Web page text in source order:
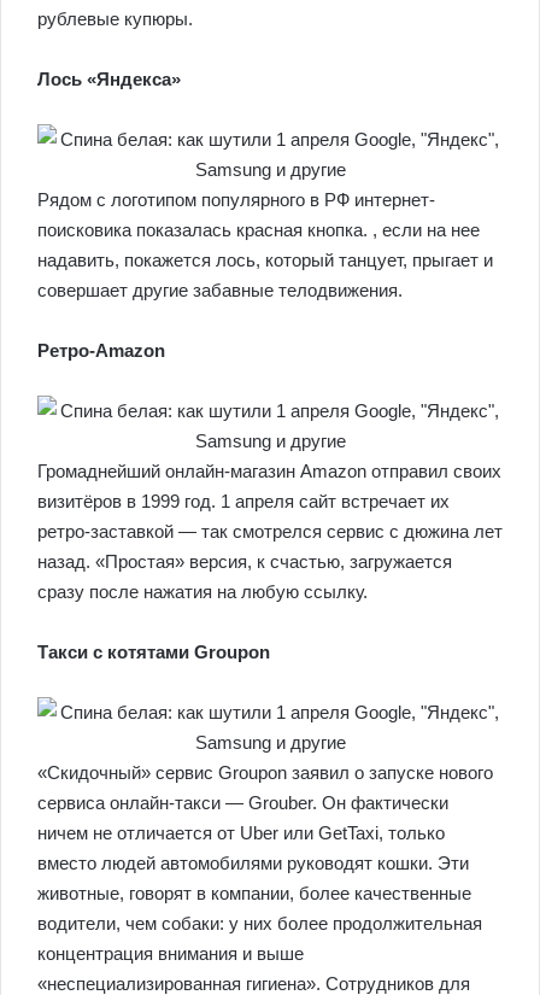
рублевые купюры.
Лось «Яндекса»
Рядом с логотипом популярного в РФ интернет-
поисковика показалась красная кнопка. , если на нее
надавить, покажется лось, который танцует, прыгает и
совершает другие забавные телодвижения.
Ретро-Amazon
Громаднейший онлайн-магазин Amazon отправил своих
визитёров в 1999 год. 1 апреля сайт встречает их
ретро-заставкой — так смотрелся сервис с дюжина лет
назад. «Простая» версия, к счастью, загружается
сразу после нажатия на любую ссылку.
Такси с котятами Groupon
«Скидочный» сервис Groupon заявил о запуске нового
сервиса онлайн-такси — Grouber. Он фактически
ничем не отличается от Uber или GetTaxi, только
вместо людей автомобилями руководят кошки. Эти
животные, говорят в компании, более качественные
водители, чем собаки: у них более продолжительная
концентрация внимания и выше
«неспециализированная гигиена». Сотрудников для